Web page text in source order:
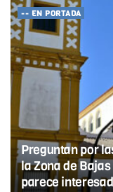
-- EN PORTADA
Preguntan por
la Zona de
parece